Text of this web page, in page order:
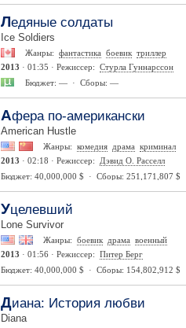
Ледяные солдаты
Ice Soldiers
Жанры: фантастика боевик триллер
2013 · 01:35 · Режиссер: Стурла Гуннарссон
Бюджет: — · Сборы: —
Афера по-американски
American Hustle
Жанры: комедия драма криминал
2013 · 02:18 · Режиссер:
Дэвид О. Расселл
Бюджет: 40,000,000 $ · Сборы: 251,171,807 $
Уцелевший
Lone Survivor
Жанры: боевик драма военный
2013 · 01:56 · Режиссер: Питер Берг
Бюджет: 40,000,000 $ · Сборы: 154,802,912 $
Диана: История любви
Diana